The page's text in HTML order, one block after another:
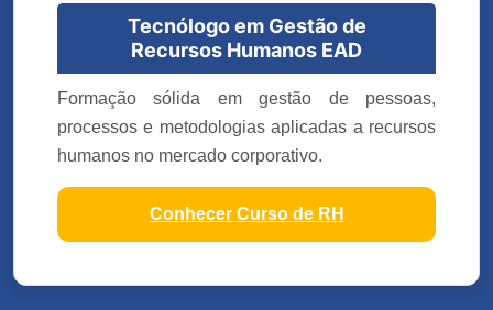
Tecnólogo em Gestão de
Recursos Humanos EAD
Formação sólida em gestão de pessoas,
processos e metodologias aplicadas a recursos
humanos no mercado corporativo.
Conhecer Curso de RH